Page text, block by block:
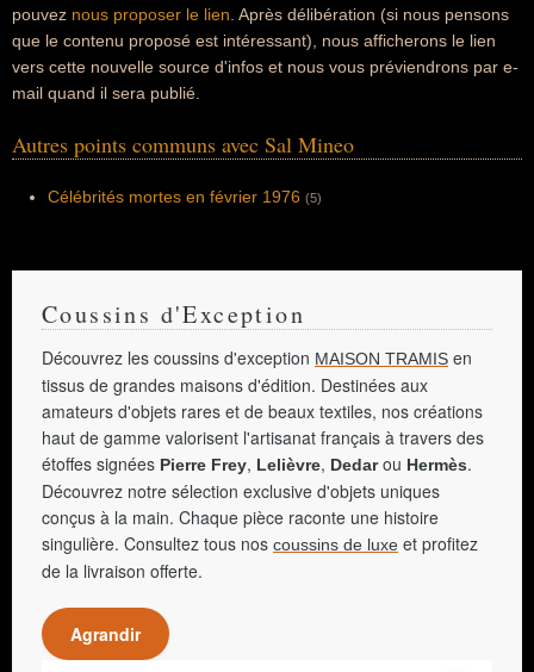
pouvez nous proposer le lien . Après délibération (si nous pensons
que le contenu proposé est intéressant), nous afficherons le lien
vers cette nouvelle source d'infos et nous vous préviendrons par e-
mail quand il sera publié.
Autres points communs avec Sal Mineo
Célébrités mortes en février 1976 (5)
Coussins d'Exception
Découvrez les coussins d'exception MAISON TRAMIS en
tissus de grandes maisons d'édition. Destinées aux
amateurs d'objets rares et de beaux textiles, nos créations
haut de gamme valorisent l'artisanat français à travers des
étoffes signées Pierre Frey, Lelièvre, Dedarou Hermès.
Découvrez notre sélection exclusive d'objets uniques
conçus à la main. Chaque pièce raconte une histoire
singulière. Consultez tous nos coussins de luxe et profitez
de la livraison offerte.
Agrandir